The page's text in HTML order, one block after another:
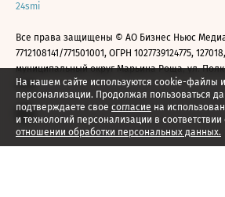
На нашем сайте используются cookie-файлы и
персонализации. Продолжая пользоваться
подтверждаете свое согласие на
и технологий персонализации в соответствии
отношении обработки персональных данных.
24smi
Все права защищены © АО Бизнес Ньюс
7712108141/771501001, ОГРН 1027739124775,
муниципальный округ Марьина Роща, ул.
2026